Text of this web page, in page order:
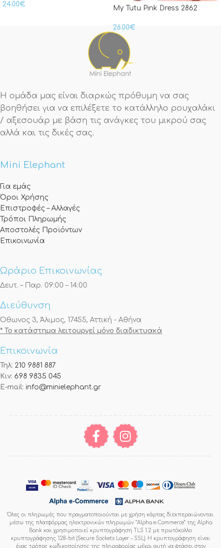
24.00€
My Tutu Pink Dress 2862
26.00€
Η ομάδα μας είναι διαρκώς πρόθυμη να σας
βοηθήσει για να επιλέξετε το κατάλληλο ρουχαλάκι
/ αξεσουάρ με βάση τις ανάγκες του μικρού σας
αλλά και τις δικές σας.
Mini Elephant
Για εμάς
Όροι Χρήσης
Επιστροφές – Αλλαγές
Τρόποι Πληρωμής
Αποστολές Προϊόντων
Επικοινωνία
Ωράριο Επικοινωνίας
Δευτ. – Παρ. 09:00 – 14:00
Διεύθυνση
Όθωνος 3, Άλιμος, 17455, Αττική - Αθήνα
* Το κατάστημα λειτουργεί μόνο διαδικτυακά
Επικοινωνία
Τηλ: 210 9881 887
Κιν: 698 9835 045
E-mail: info@minielephant.gr
Όλες οι πληρωμές που πραγματοποιούνται με χρήση κάρτας διεκπεραιώνονται
μέσω της πλατφόρμας ηλεκτρονικών πληρωμών “Alpha e-Commerce” της Alpha
Bank και χρησιμοποιεί κρυπτογράφηση TLS 1.2 με πρωτόκολλο
κρυπτογράφησης 128-bit (Secure Sockets Layer – SSL). Η κρυπτογράφηση είναι
ένας τρόπος κωδικοποίησης της πληροφορίας μέχρι αυτή να φτάσει στον